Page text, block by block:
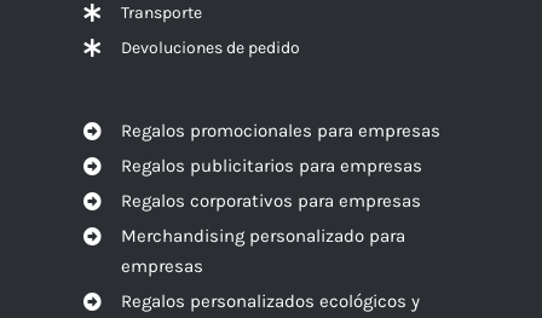
Transporte
Devoluciones de pedido
Regalos promocionales para empresas
Regalos publicitarios para empresas
Regalos corporativos para empresas
Merchandising personalizado para
empresas
Regalos personalizados ecológicos y